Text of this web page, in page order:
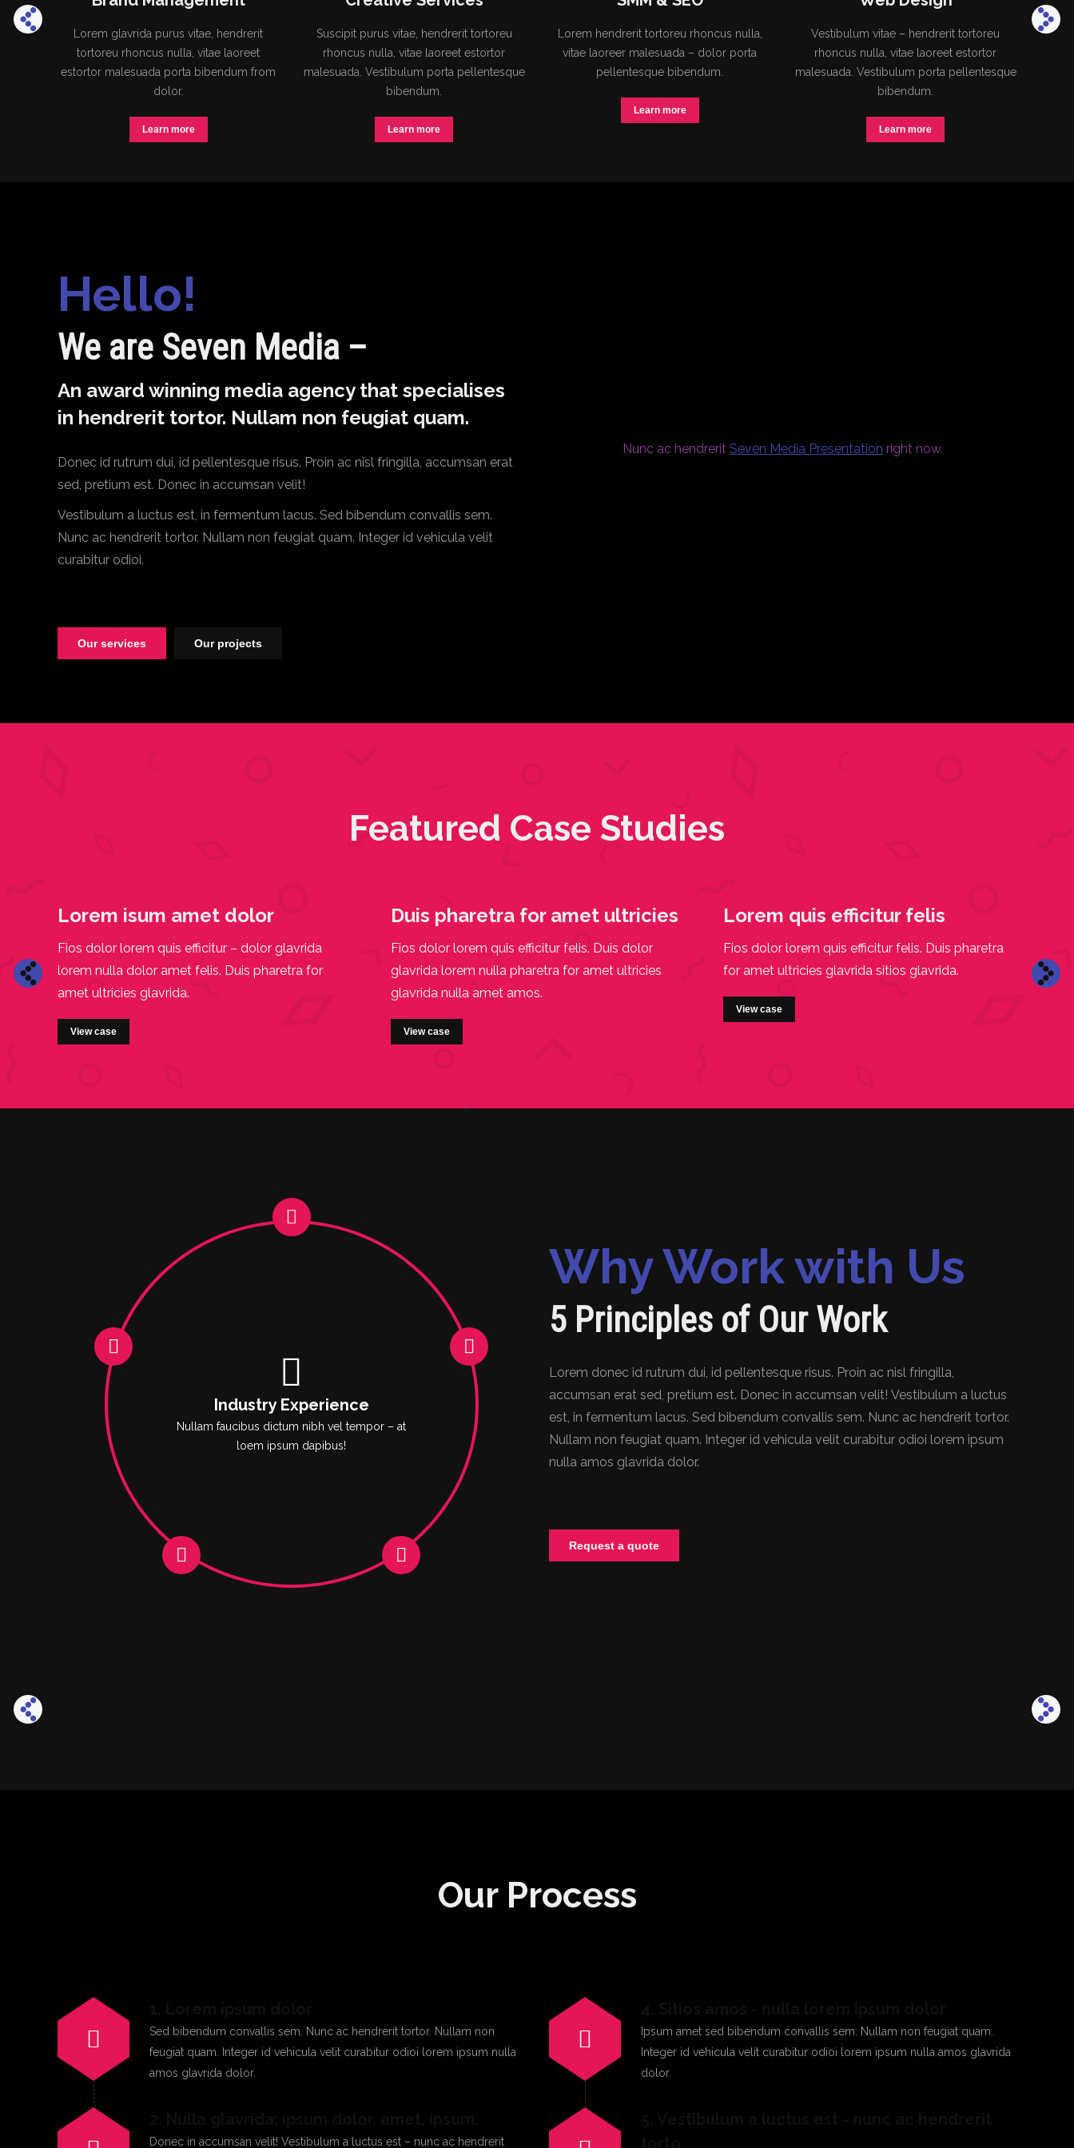
Lorem glavrida purus vitae, hendrerit
tortoreu rhoncus nulla, vitae laoreet
estortor malesuada porta bibendum from
Learn more
Suscipit purus vitae, hendrerit tortoreu
rhoncus nulla, vitae laoreet estortor
malesuada. Vestibulum porta pellentesque
bibendum.
Learn more
Lorem hendrerit tortoreu rhoncus nulla,
vitae laoreer malesuada – dolor porta
pellentesque bibendum.
Learn more
Vestibulum vitae – hendrerit tortoreu
rhoncus nulla, vitae laoreet estortor
malesuada. Vestibulum porta pellentesque
bibendum.
Learn more
Hello!
We are Seven Media –
An award winning media agency that specialises
in hendrerit tortor. Nullam non feugiat quam.
Donec id rutrum dui, id pellentesque risus. Proin ac nisl fringilla, accumsan erat
sed, pretium est. Donec in accumsan velit!
Vestibulum a luctus est, in fermentum lacus. Sed bibendum convallis sem.
Nunc ac hendrerit tortor. Nullam non feugiat quam. Integer id vehicula velit
curabitur odioi.
Our services Our projects
Nunc ac hendrerit Seven Media Presentation right now.
Featured Case Studies
Lorem isum amet dolor
Fios dolor lorem quis efficitur – dolor glavrida
lorem nulla dolor amet felis. Duis pharetra for
amet ultricies glavrida.
View case
Duis pharetra for amet ultricies
Fios dolor lorem quis efficitur felis. Duis dolor
glavrida lorem nulla pharetra for amet ultricies
glavrida nulla amet amos.
View case
Lorem quis efficitur felis
Fios dolor lorem quis efficitur felis. Duis pharetra
for amet ultricies glavrida sitios glavrida.
View case
Industry Experience
Nullam faucibus dictum nibh vel tempor – at
loem ipsum dapibus!
Why Work with Us
5 Principles of Our Work
Lorem donec id rutrum dui, id pellentesque risus. Proin ac nisl fringilla,
accumsan erat sed, pretium est. Donec in accumsan velit! Vestibulum a luctus
est, in fermentum lacus. Sed bibendum convallis sem. Nunc ac hendrerit tortor.
Nullam non feugiat quam. Integer id vehicula velit curabitur odioi lorem ipsum
nulla amos glavrida dolor.
Request a quote
Our Process
Sed bibendum convallis sem. Nunc ac hendrerit tortor. Nullam non
feugiat quam. Integer id vehicula velit curabitur odioi lorem ipsum nulla
amos glavrida dolor.
Donec in accumsan velit! Vestibulum a luctus est – nunc ac hendrerit
Ipsum amet sed bibendum convallis sem. Nullam non feugiat quam.
Integer id vehicula velit curabitur odioi lorem ipsum nulla amos glavrida
dolor.